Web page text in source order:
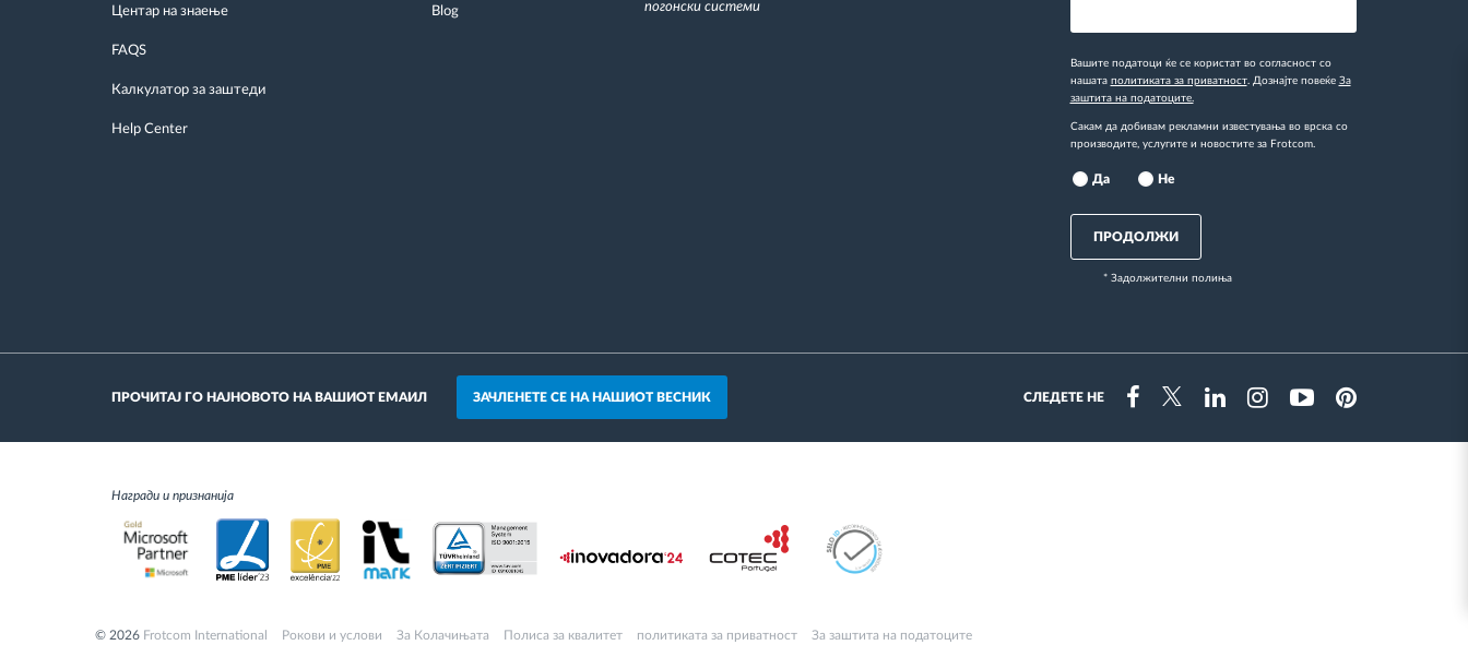
Центар на знаење
FAQS
Калкулатор за заштеди
Help Center
Blog
погонски системи
Вашите податоци ќе се користат во согласност со
нашата политиката за приватност. Дознајте повеќе За
заштита на податоците.
Сакам да добивам рекламни известувања во врска со
производите, услугите и новостите за Frotcom.
Да Не
ПРОДОЛЖИ
* Задолжителни полиња
ПРОЧИТАЈ ГО НАЈНОВОТО НА ВАШИОТ ЕМАИЛ ЗАЧЛЕНЕТЕ СЕ НА НАШИОТ ВЕСНИК СЛЕДЕТЕ НЕ
FacebookTwitterLinkedinInstragramYoutubePinterest
Награди и признанија
© 2026 Frotcom International Pокови и услови За Колачињата Полиса за квалитет политиката за приватност За заштита на податоците